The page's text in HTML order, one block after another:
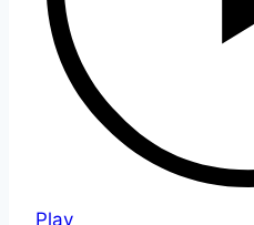
Play